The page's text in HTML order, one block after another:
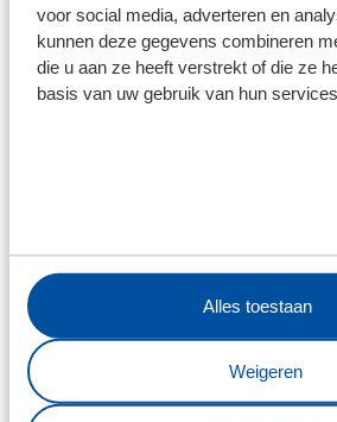
voor social media, adverteren en
kunnen deze gegevens combineren
die u aan ze heeft verstrekt of die ze
basis van uw gebruik van hun
Alles toestaan
Weigeren
door NAC. Na rust had ik op een
het gevoel dat we gingen winnen.
een uur spelen, dacht ik: nu gaan
doelpunt telde helaas niet", blikt
elleboog raakte, waardoor de bal
Kemper schoot raak: 2-0. "Dan
lastig wordt", aldus de verdediger,
pech wilde gooien. "Alles waar wij
hadden, hebben we gisteren niet